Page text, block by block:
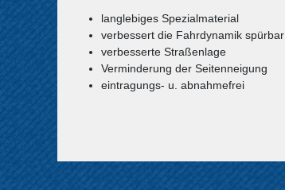
langlebiges Spezialmaterial
verbessert die Fahrdynamik spürbar
verbesserte Straßenlage
Verminderung der Seitenneigung
eintragungs- u. abnahmefrei